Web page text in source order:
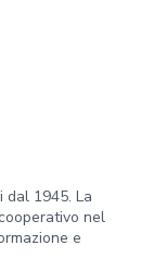
dal 1945. La
nel
e